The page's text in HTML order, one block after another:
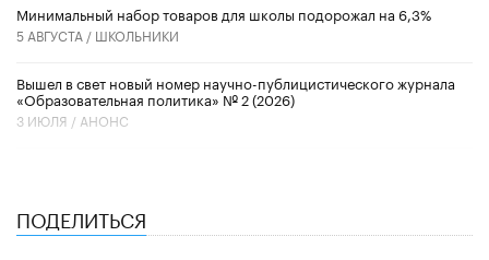
Минимальный набор товаров для школы подорожал на 6,3%
5 АВГУСТА / ШКОЛЬНИКИ
Вышел в свет новый номер научно-публицистического журнала
«Образовательная политика» № 2 (2026)
3 ИЮЛЯ / АНОНС
ПОДЕЛИТЬСЯ